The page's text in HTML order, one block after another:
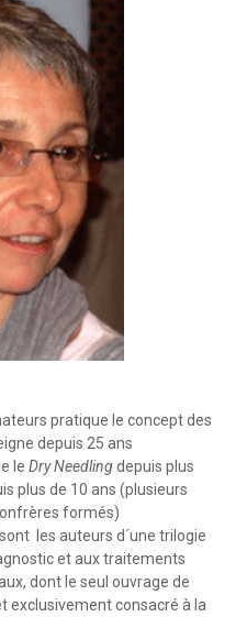
pratique le concept des
depuis 25 ans
le Dry Needlingdepuis plus
plus de 10 ans (plusieurs
formés)
les auteurs d´une trilogie
et aux traitements
dont le seul ouvrage de
exclusivement consacré à la